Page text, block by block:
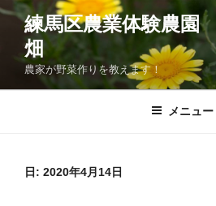
コ
ツ
練馬区農業体験農
畑
農家が野菜作りを教えます！
メニュー
日: 2020年4月14日